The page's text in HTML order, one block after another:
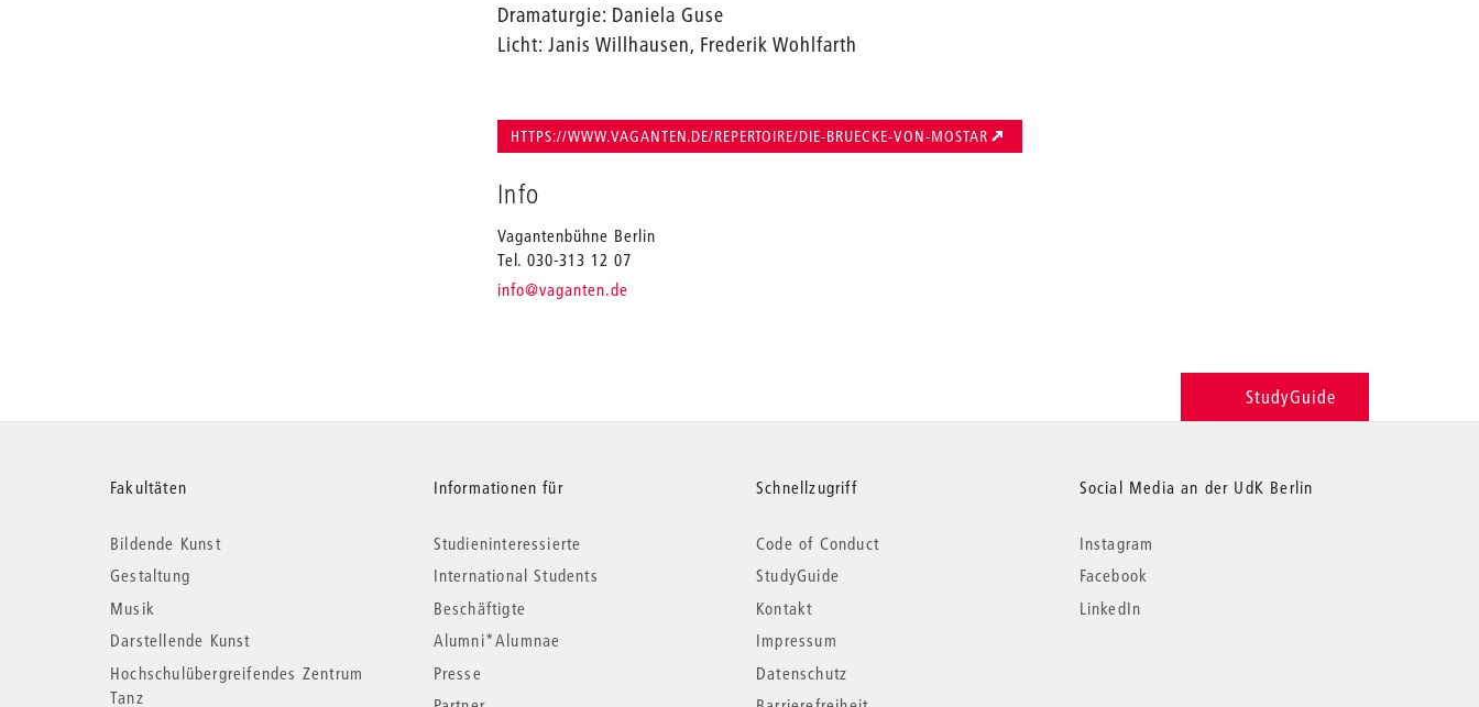
Dramaturgie: Daniela Guse
Licht: Janis Willhausen, Frederik Wohlfarth
HTTPS://WWW.VAGANTEN.DE/REPERTOIRE/DIE-BRUECKE-VON-MOSTAR
Info
Vagantenbühne Berlin
Tel. 030-313 12 07
info_
@vaganten.de
StudyGuide
Weitere
Informationen
Fakultäten
Bildende Kunst
Gestaltung
Musik
Darstellende Kunst
Hochschulübergreifendes Zentrum
Tanz
Informationen für
Studieninteressierte
International Students
Beschäftigte
Alumni*Alumnae
Presse
Schnellzugriff
Code of Conduct
StudyGuide
Kontakt
Impressum
Datenschutz
Social Media an der UdK Berlin
Instagram
Facebook
LinkedIn